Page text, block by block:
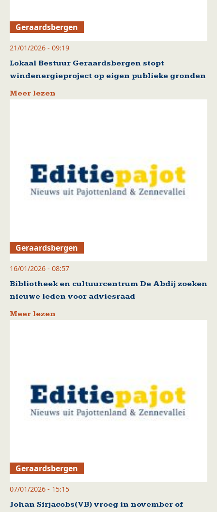
Geraardsbergen
21/01/2026 - 09:19
Lokaal Bestuur Geraardsbergen stopt
windenergieproject op eigen publieke gronden
Meer lezen
Geraardsbergen
16/01/2026 - 08:57
Bibliotheek en cultuurcentrum De Abdij zoeken
nieuwe leden voor adviesraad
Meer lezen
Geraardsbergen
07/01/2026 - 15:15
Johan Sirjacobs(VB) vroeg in november of